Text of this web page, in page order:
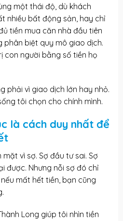
một thái độ, dù khách
nhiều bất động sản, hay chỉ
tiền mua căn nhà đầu tiên
phân biệt quy mô giao dịch.
con người bằng số tiền họ
phải vì giao dịch lớn hay nhỏ.
tôi chọn cho chính mình.
là cách duy nhất để
vì sợ. Sợ đầu tư sai. Sợ
được. Nhưng nỗi sợ đó chỉ
mất hết tiền, bạn cũng
Long giúp tôi nhìn tiền